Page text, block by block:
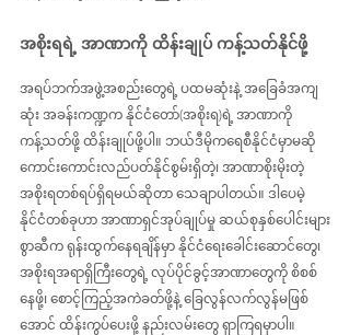
အစိုးရရဲ့ အာဏာကို ထိန်းချုပ် ကန့်သတ်နိုင်ဖို့
အရပ်ဘက်အဖွဲ့အစည်းတွေရဲ့ ပထမဆုံးနဲ့ အခြေခံအကျ
ဆုံး အခန်းကဏ္ဍက နိုင်ငံတော်(အစိုးရ)ရဲ့ အာဏာကို
ကန့်သတ်ဖို့ ထိန်းချုပ်ဖို့ပါ။ ဘယ်ဒီမိုကရေစီနိုင်ငံမှာမဆို
ကောင်းကောင်းလည်ပတ်နိုင်စွမ်းရှိတဲ့၊ အာဏာစိုးမိုးတဲ့
အစိုးရတစ်ရပ်ရှိရမယ်ဆိုတာ သေချာပါတယ်။ ဒါပေမဲ့
နိုင်ငံတစ်ခုဟာ အာဏာရှင်အုပ်ချုပ်မှု ဆယ်စုနှစ်ပေါင်းများ
စွာဆီက ရုန်းထွက်နေရချိန်မှာ နိုင်ငံရေးခေါင်းဆောင်တွေ၊
အစိုးရအရာရှိကြီးတွေရဲ့ လုပ်ပိုင်ခွင့်အာဏာတွေကို စိစစ်
နေဖို့၊ စောင့်ကြည့်အကဲခတ်ဖို့နဲ့ ခြေလွန်လက်လွန်မဖြစ်
အောင် ထိန်းကွပ်ပေးဖို့ နည်းလမ်းတွေ ရှာကြရမှာပါ။